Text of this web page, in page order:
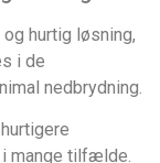
hurtig løsning,
i de
nedbrydning.
mange tilfælde.